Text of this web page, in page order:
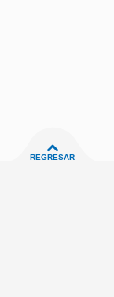
REGRESAR